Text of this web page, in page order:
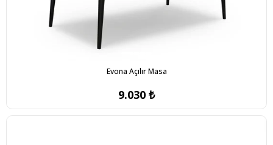
Evona Açılır Masa
9.030 ₺